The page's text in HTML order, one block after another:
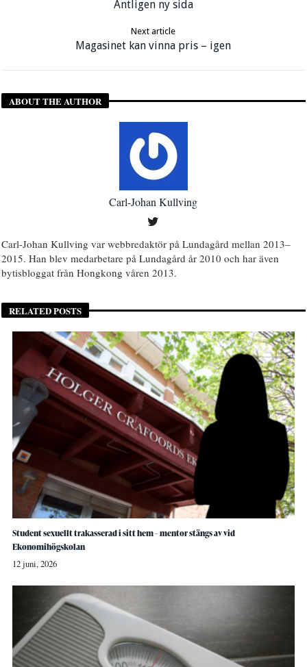
Äntligen ny sida
Next article
Magasinet kan vinna pris – igen
ABOUT THE AUTHOR
Carl-Johan Kullving
Carl-Johan Kullving var webbredaktör på Lundagård mellan 2013–
2015. Han blev medarbetare på Lundagård år 2010 och har även
bytisbloggat från Hongkong våren 2013.
RELATED POSTS
Student sexuellt trakasserad i sitt hem – mentor stängs av vid
Ekonomihögskolan
12 juni, 2026